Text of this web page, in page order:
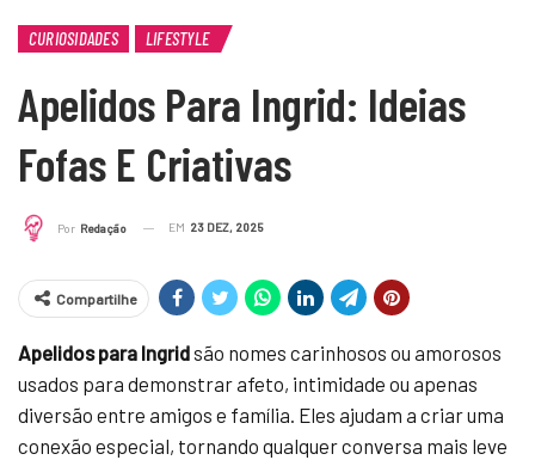
CURIOSIDADES LIFESTYLE
Apelidos Para Ingrid: Ideias
Fofas E Criativas
Por Redação EM 23 DEZ, 2025
Compartilhe
Apelidos para Ingridsão nomes carinhosos ou amorosos
usados para demonstrar afeto, intimidade ou apenas
diversão entre amigos e família. Eles ajudam a criar uma
conexão especial, tornando qualquer conversa mais leve